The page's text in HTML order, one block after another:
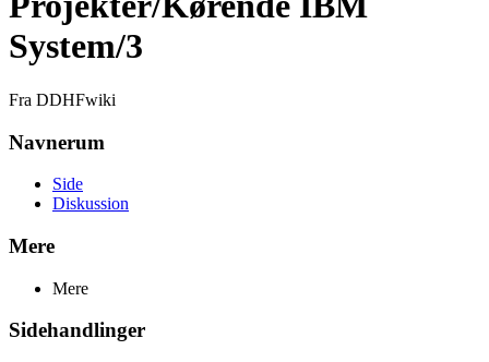
System/3
Fra DDHFwiki
Navnerum
Side
Diskussion
Mere
Mere
Sidehandlinger